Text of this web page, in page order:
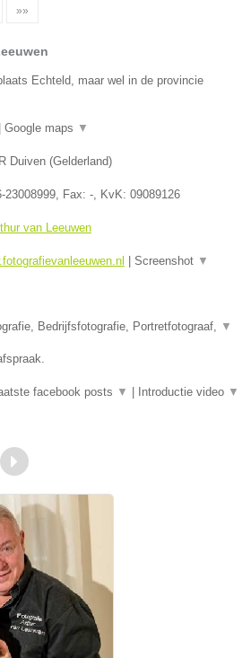
»»
Echteld, maar wel in de provincie
Google maps ▼
Duiven (Gelderland)
23008999, Fax: -, KvK: 09089126
van Leeuwen
Screenshot ▼
Bedrijfsfotografie, Portretfotograaf, ▼
facebook posts ▼ Introductie video ▼